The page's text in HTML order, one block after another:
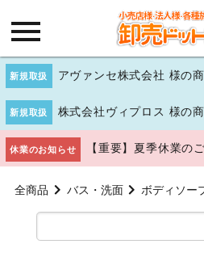
新規取扱 アヴァンセ株式会社 様の
新規取扱 株式会社ヴィプロス 様の
休業のお知らせ 【重要】夏季休業の
全商品 バス・洗面 ボディソー